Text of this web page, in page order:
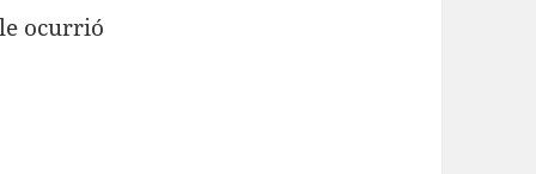
ocurrió